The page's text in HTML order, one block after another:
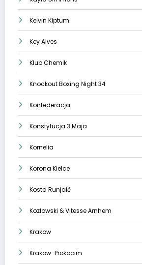
Kelvin Kiptum
Key Alves
Klub Chemik
Knockout Boxing Night 34
Konfederacja
Konstytucja 3 Maja
Kornelia
Korona Kielce
Kosta Runjaić
Kozłowski & Vitesse Arnhem
Krakow
Krakow-Prokocim